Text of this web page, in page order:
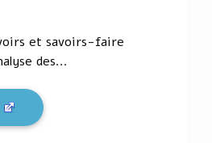
et savoirs-faire
des...